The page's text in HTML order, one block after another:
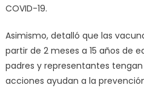
COVID-19.
Asimismo, detalló que las
partir de 2 meses a 15 años de
padres y representantes
acciones ayudan a la